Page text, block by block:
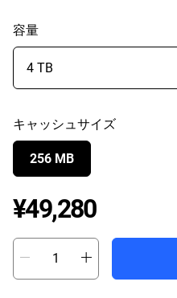
容量
キャッシュサイズ
256 MB
¥49,280Price